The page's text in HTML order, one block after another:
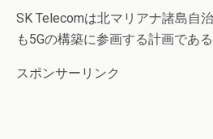
SK Telecomは北マリアナ諸島自
も5Gの構築に参画する計画である
スポンサーリンク